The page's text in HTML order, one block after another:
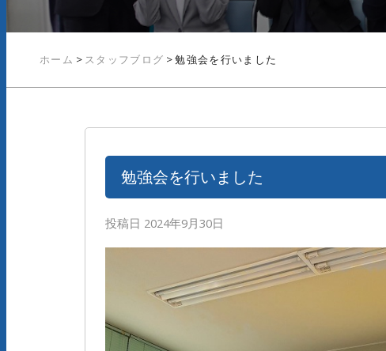
ホーム > スタッフブログ >勉強会を行いました
勉強会を行いました
投稿日 2024年9月30日